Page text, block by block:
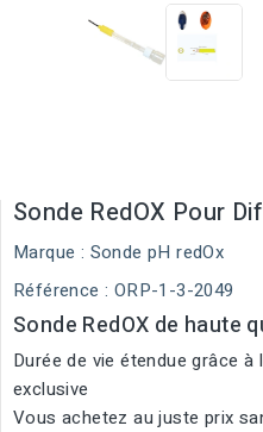
Sonde RedOX Pour
Marque : Sonde pH redOx
Référence : ORP-1-3-2049
Sonde RedOX de haute
Durée de vie étendue grâce
exclusive
Vous achetez au juste prix